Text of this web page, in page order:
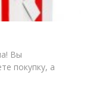
Вы
покупку, а